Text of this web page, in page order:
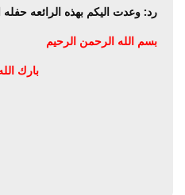
رد: وعدت اليكم بهذه الرائعه حفله
بسم الله الرحمن الرحيم
بارك